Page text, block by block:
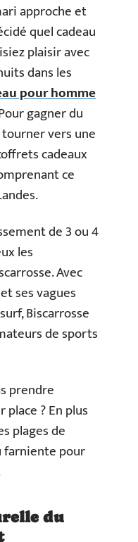
approche et
quel cadeau
plaisir avec
dans les
pour homme
gagner du
vers une
cadeaux
ce
de 3 ou 4
les
Avec
ses vagues
Biscarrosse
de sports
prendre
? En plus
plages de
farniente pour
du